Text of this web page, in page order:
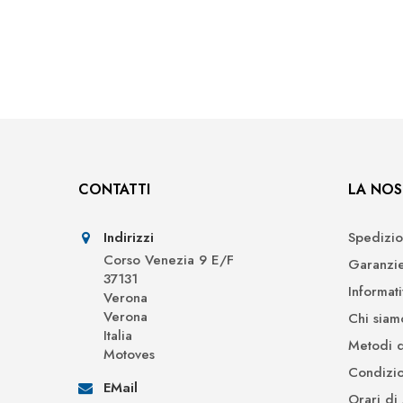
CONTATTI
Indirizzi
Corso Venezia 9 E/F
37131
Verona
Verona
Italia
Motoves
EMail
LA
Chi
Metodi